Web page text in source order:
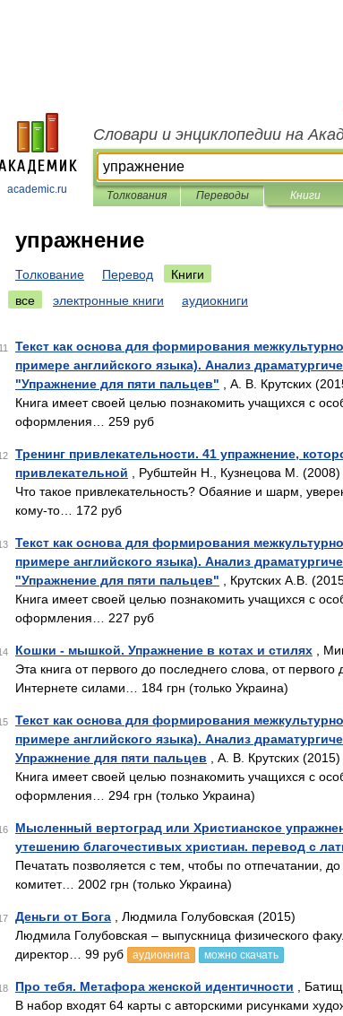
academic.ru
Словари и энциклопедии на
Толкования Переводы Книги
упражнение
Толкование Перевод
Книги
все
электронные книги аудиокниги
Текст как основа для формирования
примере английского языка). Анализ
"Упражнение для пяти пальцев" , А. В. Крутских
Книга имеет своей целью познакомить учащихся с
оформления… 259 руб
Тренинг привлекательности. 41 упражнение,
привлекательной , Рубштейн Н., Кузнецова М. (2008)
Что такое привлекательность? Обаяние и шарм,
кому-то… 172 руб
Текст как основа для формирования
примере английского языка). Анализ
"Упражнение для пяти пальцев" , Крутских А.В.
Книга имеет своей целью познакомить учащихся с
оформления… 227 руб
Кошки - мышкой. Упражнение в котах и стилях ,
Эта книга от первого до последнего слова, от
Интернете силами… 184 грн (только Украина)
Текст как основа для формирования
примере английского языка). Анализ
Упражнение для пяти пальцев , А. В. Крутских (2015)
Книга имеет своей целью познакомить учащихся с
оформления… 294 грн (только Украина)
Мысленный вертоград или Христианское
утешению благочестивых христиан. перевод с
Печатать позволяется с тем, чтобы по отпечатании,
комитет… 2002 грн (только Украина)
Деньги от Бога , Людмила Голубовская (2015)
Людмила Голубовская – выпускница физического
директор… 99 руб
аудиокнига можно скачать
Про тебя. Метафора женской идентичности ,
В набор входят 64 карты с авторскими рисунками